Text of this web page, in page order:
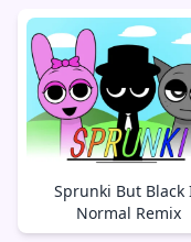
Sprunki But Black
Normal Remix